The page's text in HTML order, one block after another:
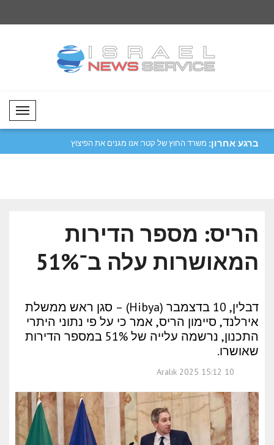
Mobil Menü
ברגע אחרון: משרד החוץ של קטר: אנו מגנים את הפיצוץ בין ישראל
הריס: מספר הדירות
המאושרות עלה ב־51%
דבלין, 10 בדצמבר (Hibya) – סגן ראש ממשלת
אירלנד, סיימון הריס, אמר כי על פי נתוני היתרי
התכנון, נרשמה עלייה של 51% במספר הדירות
שאושרו.
10 Aralık 2025 15:12